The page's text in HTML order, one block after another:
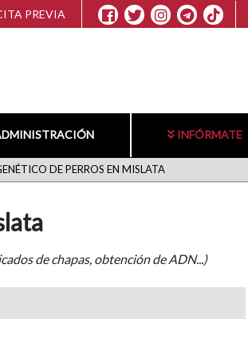
PREVIA
INFÓRMATE
DE PERROS EN MISLATA
de chapas, obtención de ADN...)